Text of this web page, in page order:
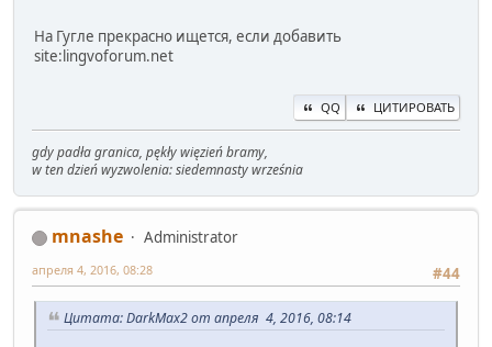
На Гугле прекрасно ищется, если добавить
site:lingvoforum.net
QQ ЦИТИРОВАТЬ
gdy padła granica, pękły więzień bramy,
w ten dzień wyzwolenia: siedemnasty września
mnashe
Administrator
#44
апреля 4, 2016, 08:28
Цитата: DarkMax2 от апреля 4, 2016, 08:14